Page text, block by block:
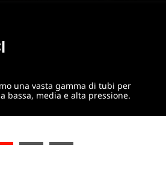
una vasta gamma di tubi per
bassa, media e alta pressione.